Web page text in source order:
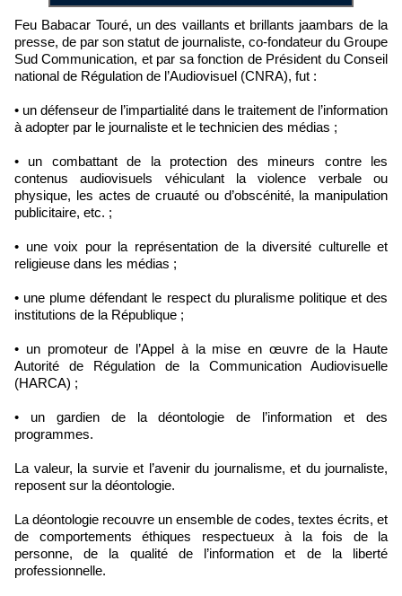
Feu Babacar Touré, un des vaillants et brillants jaambars de la
presse, de par son statut de journaliste, co-fondateur du Groupe
Sud Communication, et par sa fonction de Président du Conseil
national de Régulation de l’Audiovisuel (CNRA), fut :
• un défenseur de l’impartialité dans le traitement de l’information
à adopter par le journaliste et le technicien des médias ;
• un combattant de la protection des mineurs contre les
contenus audiovisuels véhiculant la violence verbale ou
physique, les actes de cruauté ou d’obscénité, la manipulation
publicitaire, etc. ;
• une voix pour la représentation de la diversité culturelle et
religieuse dans les médias ;
• une plume défendant le respect du pluralisme politique et des
institutions de la République ;
• un promoteur de l’Appel à la mise en œuvre de la Haute
Autorité de Régulation de la Communication Audiovisuelle
(HARCA) ;
• un gardien de la déontologie de l’information et des
programmes.
La valeur, la survie et l’avenir du journalisme, et du journaliste,
reposent sur la déontologie.
La déontologie recouvre un ensemble de codes, textes écrits, et
de comportements éthiques respectueux à la fois de la
personne, de la qualité de l’information et de la liberté
professionnelle.